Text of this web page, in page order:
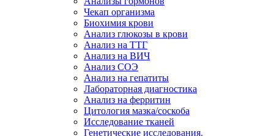
Чекап организма
Биохимия крови
Анализ глюкозы в крови
Анализ на ТТГ
Анализ на ВИЧ
Анализ СОЭ
Анализ на гепатиты
Лабораторная диагностика
Анализ на ферритин
Цитология мазка/соскоба
Исследование тканей
Генетические исследования.